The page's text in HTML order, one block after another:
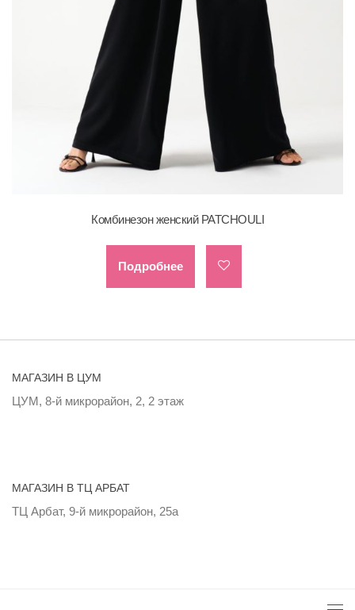
Комбинезон женский PATCHOULI
Подробнее
МАГАЗИН В ЦУМ
ЦУМ, 8-й микрорайон, 2, 2 этаж
МАГАЗИН В ТЦ АРБАТ
ТЦ Арбат, 9-й микрорайон, 25а